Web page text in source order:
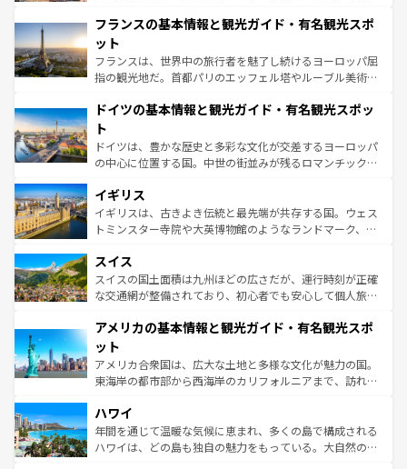
ませてくれるイタリアで、忘れられない旅をしてみよう！
なお、新着のイタリア情報は
しい。
文化が根付くこの国では、情熱的なフラメンコ、熱気あふ
れる闘牛、そして美味しいタパスが生活の一部となってい
る。首都マドリードの洗練された雰囲気や、バルセロナの
アートに溢れた街角から、地方では古代ローマ遺跡や中世
せる。地方によって風土や気候が異なるスペインはその個
ンテンツ一覧 を参照してほしい。
フランスの基本情報と観光ガイド・有名観光スポ
ット
フランスは、世界中の旅行者を魅了し続けるヨーロッパ屈
指の観光地だ。首都パリのエッフェル塔やルーブル美術館
で、幅広い魅力が詰まっている。華麗な宮殿、歴史的な大
聖堂、美しいビーチ、そして豊かな自然が、訪れる者を心
から魅了する。また、フランスは美食の国としても知ら
れ、フランス料理はユネスコ無形文化遺産にも登録されて
香り高いラベンダー畑など、多彩な楽しみ方が可能だ。さ
らに、パリ以外の地域にも魅力が溢れており、どの街角に
も豊かな歴史と文化が息づいている。パリ以外の個性あふ
を参照してほしい。
ドイツの基本情報と観光ガイド・有名観光スポッ
ト
ドイツは、豊かな歴史と多彩な文化が交差するヨーロッパ
の中心に位置する国。中世の街並みが残るロマンチック街
顔を持つこの国は、どこを歩いても飽きることがない。ベ
ルリンの文化的活気、バイエルン州のアルプスの絶景、そ
してライン川沿いのワイン畑といった風景は必見。ビール
は、お酒好きな人にはぜひ体験してほしい。 なお、新着の
ドイツ情報はコンテンツ一覧を参照してほしい。
イギリス
イギリスは、古きよき伝統と最先端が共存する国。ウェス
トミンスター寺院や大英博物館のようなランドマーク、歴
リアごとに異なる魅力がある。また、優雅なアフタヌーン
ティー、ビール好きにはたまらない英国パブ、サッカー観
戦など、本場だからこそできる体験も豊富。イギリスを旅
ンツ一覧を参照してほしい。
スイス
スイスの国土面積は九州ほどの広さだが、運行時刻が正確
な交通網が整備されており、初心者でも安心して個人旅行
の建物がそのまま残る町や、スイスならではのユニークな
博物館もあり、アルプス観光だけでなく町歩きも満喫する
ことができる。国民の所得が高いため物価も高いが、旅行
者向けの交通パス提供のサービスもあり、うまく活用すれ
着のスイス情報は
アメリカの基本情報と観光ガイド・有名観光スポ
ット
アメリカ合衆国は、広大な土地と多様な文化が魅力の国。
東海岸の都市部から西海岸のカリフォルニアまで、訪れる
のような巨大都市は、観光、ショッピング、エンターテイ
ンメントが詰まった刺激的なスポットだ。一方、アメリカ
西部には大自然が広がり、グランドキャニオンやイエロー
ハワイ
年間を通じて温暖な気候に恵まれ、多くの島で構成される
ハワイは、どの島も独自の魅力をもっている。大自然の神